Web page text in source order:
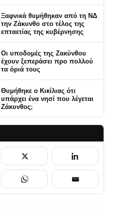
Ξαφνικά θυμήθηκαν από τη ΝΔ
την Ζάκυνθο στο τέλος της
επταετίας της κυβέρνησης
Οι υποδομές της Ζακύνθου
έχουν ξεπεράσει προ πολλού
τα όριά τους
Θυμήθηκε ο Κικίλιας ότι
υπάρχει ένα νησί που λέγεται
Ζάκυνθος;